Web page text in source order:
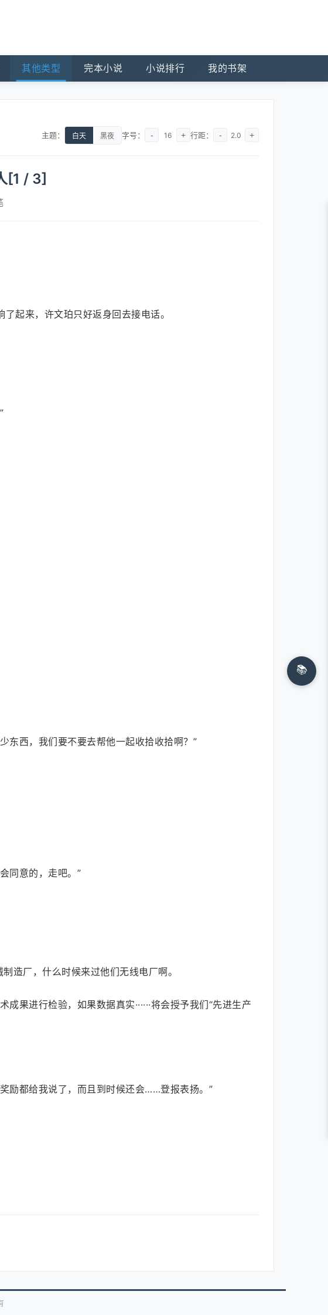
其他类型 完本小说 小说排行 我的书架
主题： 白天 黑夜 字号： - 16 + 行距： - 2.0 +
[1 / 3]
起来，许文珀只好返身回去接电话。
东西，我们要不要去帮他一起收拾收拾啊？”
同意的，走吧。”
造厂，什么时候来过他们无线电厂啊。
果进行检验，如果数据真实······将会授予我们“先进生产
励都给我说了，而且到时候还会……登报表扬。”
📚